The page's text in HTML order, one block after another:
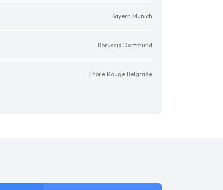
Bayern Munich
Borussia Dortmund
Étoile Rouge Belgrade